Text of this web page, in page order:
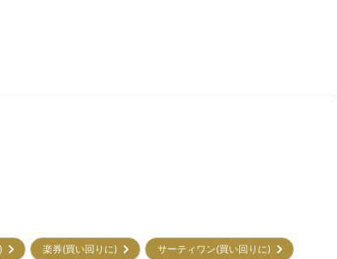
) 楽券(買い回りに)
サーティワン(買い回りに)